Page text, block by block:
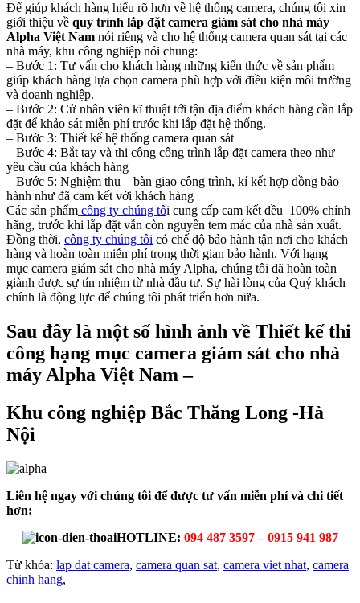
Để giúp khách hàng hiểu rõ hơn về hệ thống camera, chúng tôi xin
giới thiệu về quy trình lắp đặt camera giám sát cho nhà máy
Alpha Việt Nam nói riêng và cho hệ thống camera quan sát tại các
nhà máy, khu công nghiệp nói chung:
– Bước 1: Tư vấn cho khách hàng những kiến thức về sản phẩm
giúp khách hàng lựa chọn camera phù hợp với điều kiện môi trường
và doanh nghiệp.
– Bước 2: Cử nhân viên kĩ thuật tới tận địa điểm khách hàng cần lắp
đặt để khảo sát miễn phí trước khi lắp đặt hệ thống.
– Bước 3: Thiết kế hệ thống camera quan sát
– Bước 4: Bắt tay và thi công công trình lắp đặt camera theo như
yêu cầu của khách hàng
– Bước 5: Nghiệm thu – bàn giao công trình, kí kết hợp đồng bảo
hành như đã cam kết với khách hàng
Các sản phẩm công ty chúng tôi cung cấp cam kết đều 100% chính
hãng, trước khi lắp đặt vẫn còn nguyên tem mác của nhà sản xuất.
Đồng thời, công ty chúng tôi có chế độ bảo hành tận nơi cho khách
hàng và hoàn toàn miễn phí trong thời gian bảo hành. Với hạng
mục camera giám sát cho nhà máy Alpha, chúng tôi đã hoàn toàn
giành được sự tín nhiệm từ nhà đầu tư. Sự hài lòng của Quý khách
chính là động lực để chúng tôi phát triển hơn nữa.
Sau đây là một số hình ảnh về Thiết kế thi
công hạng mục camera giám sát cho nhà
máy Alpha Việt Nam –
Khu công nghiệp Bắc Thăng Long -Hà
Nội
Liên hệ ngay với chúng tôi để được tư vấn miễn phí và chi tiết
hơn:
HOTLINE: 094 487 3597 – 0915 941 987
Từ khóa: lap dat camera, camera quan sat, camera viet nhat, camera
chinh hang,